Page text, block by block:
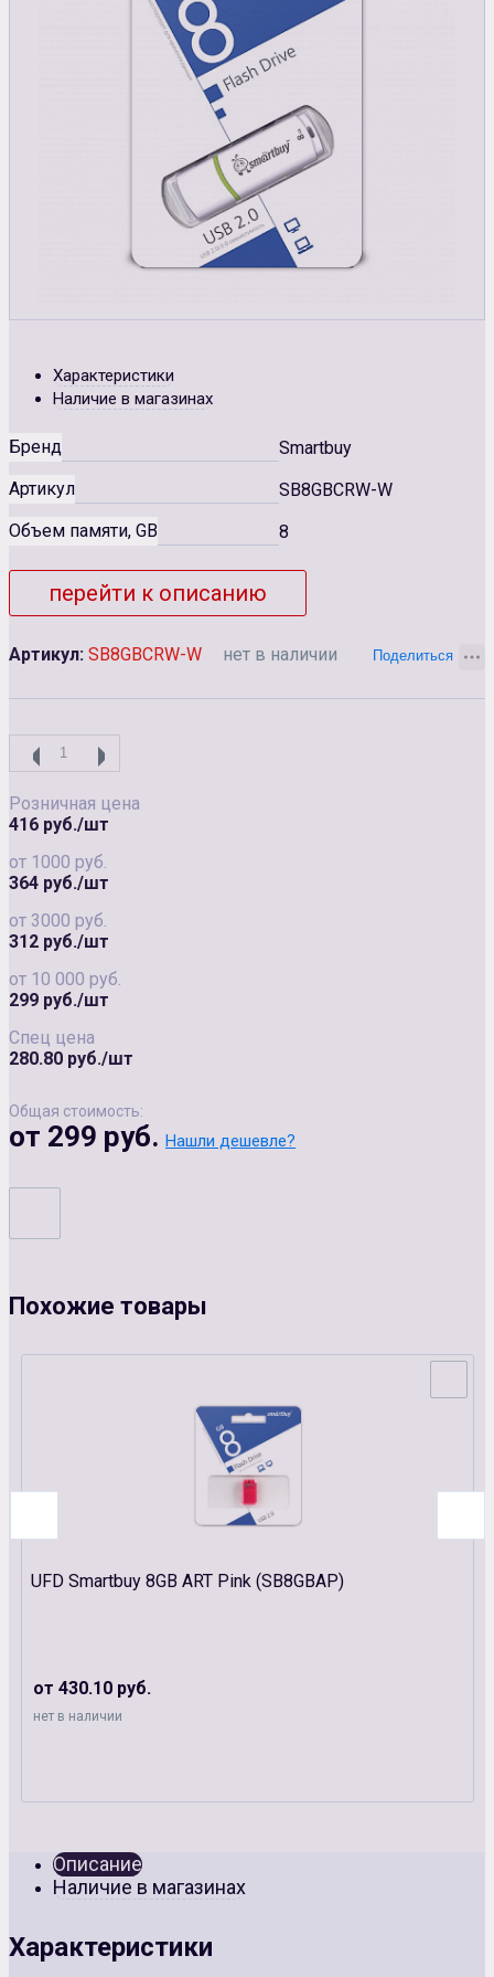
Характеристики
Наличие в магазинах
Бренд
Smartbuy
Артикул
SB8GBCRW-W
Объем памяти, GB
8
перейти к описанию
Артикул: SB8GBCRW-W нет в наличии
Розничная цена
416 руб./шт
от 1000 руб.
364 руб./шт
от 3000 руб.
312 руб./шт
от 10 000 руб.
299 руб./шт
Спец цена
280.80 руб./шт
Общая стоимость:
от 299 руб. Нашли дешевле?
Похожие товары
UFD Smartbuy 8GB ART Pink (SB8GBAP)
от 430.10 руб.
нет в наличии
Описание
Наличие в магазинах
Характеристики